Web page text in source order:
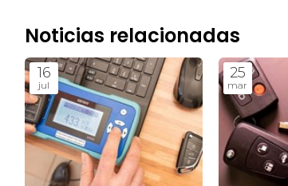
Noticias relacionadas
16
jul
25
mar